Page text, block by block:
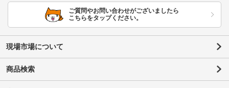
ご質問やお問い合わせがございましたら
こちらをタップください。
現場市場について
商品検索